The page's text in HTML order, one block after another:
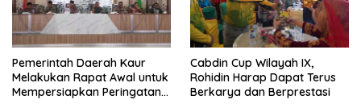
Pemerintah Daerah Kaur
Melakukan Rapat Awal untuk
Mempersiapkan Peringatan
Cabdin Cup Wilayah IX,
Rohidin Harap Dapat Terus
Berkarya dan Berprestasi